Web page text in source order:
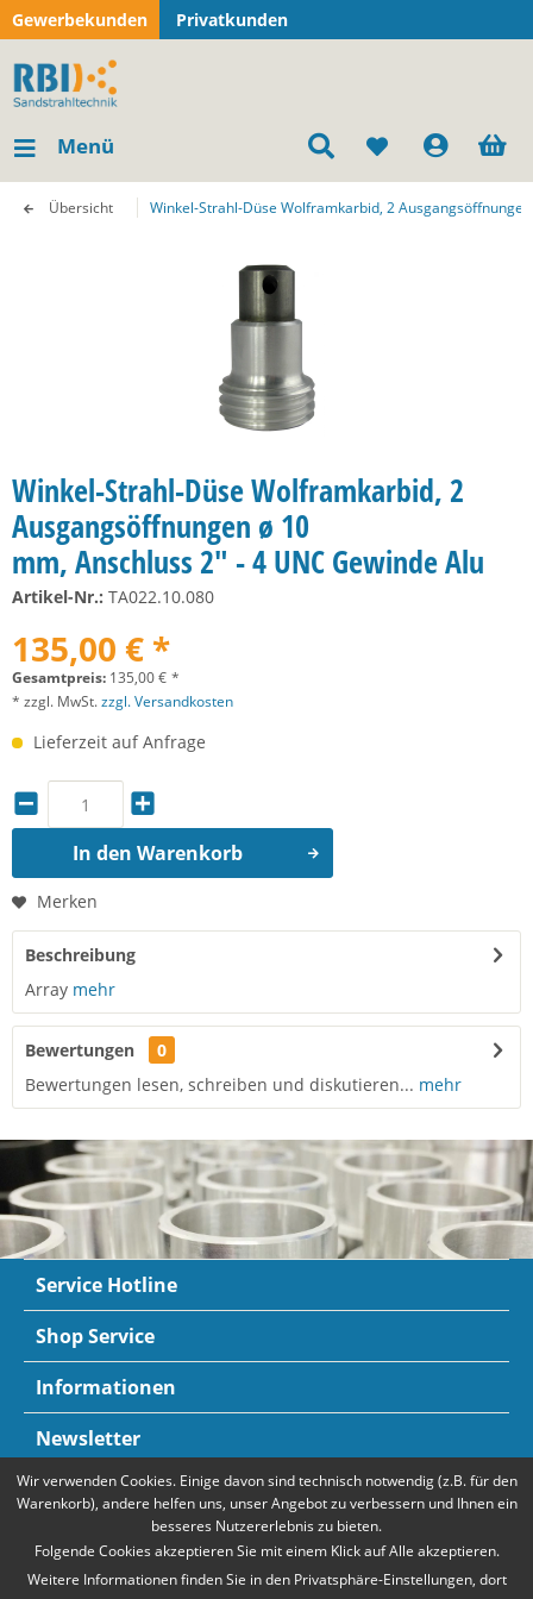
Gewerbekunden Privatkunden
Menü
Übersicht Winkel-Strahl-Düse Wolframkarbid, 2
Winkel-Strahl-Düse Wolframkarbid, 2
Ausgangsöffnungen ø 10
mm, Anschluss 2" - 4 UNC Gewinde Alu
Artikel-Nr.: TA022.10.080
135,00 € *
Gesamtpreis: 135,00€ *
* zzgl. MwSt.zzgl. Versandkosten
Lieferzeit auf Anfrage
In den Warenkorb
Merken
Beschreibung
Array mehr
Bewertungen
0
Bewertungen lesen, schreiben und diskutieren... mehr
Service Hotline
Shop Service
Informationen
Newsletter
Zahlungsarten Mehr Informationen
Wir verwenden Cookies. Einige davon sind technisch notwendig (z.B. für den
Warenkorb), andere helfen uns, unser Angebot zu verbessern und Ihnen ein
besseres Nutzererlebnis zu bieten.
Folgende Cookies akzeptieren Sie mit einem Klick auf Alle akzeptieren.
Weitere Informationen finden Sie in den Privatsphäre-Einstellungen, dort